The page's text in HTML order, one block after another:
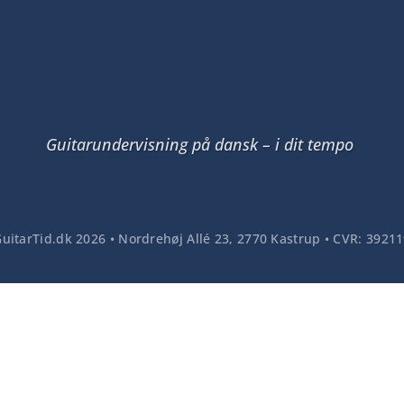
Guitarundervisning på dansk – i dit tempo
2026 • Nordrehøj Allé 23, 2770 Kastrup • CVR: